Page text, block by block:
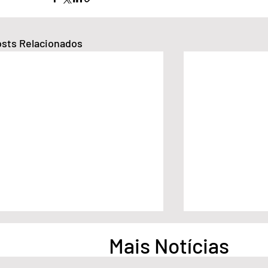
Relacionados
Mais Notícias